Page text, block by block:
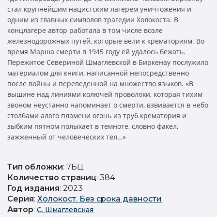
стал крупнейшим нацистским лагерем уничтожения и
одним из главных символов трагедии Холокоста. В
концлагере автор работала в том числе возле
железнодорожных путей, которые вели к крематориям. Во
время Марша смерти в 1945 году ей удалось бежать.
Пережитое Севериной Шмаглевской в Биркенау послужило
материалом для книги, написанной непосредственно
после войны и переведенной на множество языков. «В
вышине над линиями колючей проволоки, которая тихим
звоном неустанно напоминает о смерти, взвивается в небо
столбами алого пламени огонь из труб крематория и
зыбким пятном полыхает в темноте, словно факел,
зажженный от человеческих тел…»
Тип обложки: 7БЦ
Количество страниц: 384
Год издания: 2023
Серия: Холокост. Без срока давности
Автор: С. Шмаглевская